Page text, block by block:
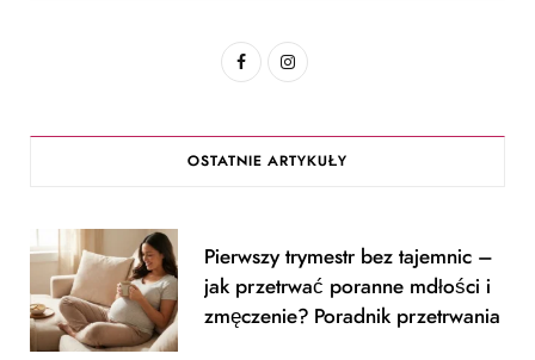
F
c
o
I
s
g
r
OSTATNIE ARTYKUŁY
Pierwszy trymestr bez tajemnic –
jak przetrwać poranne mdłości i
zmęczenie? Poradnik przetrwania